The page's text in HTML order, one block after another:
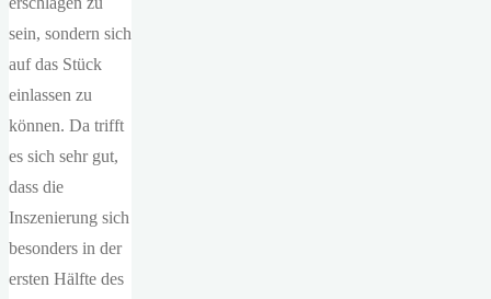
sein, sondern sich
auf das Stück
einlassen zu
können. Da trifft
es sich sehr gut,
dass die
Inszenierung sich
besonders in der
ersten Hälfte des